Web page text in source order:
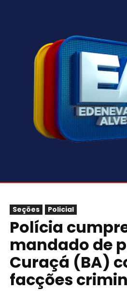
Seções Policial
Polícia
mandado de
Curaçá (BA)
facções